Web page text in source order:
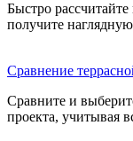
Быстро
получите
Сравнение
Сравните и
проекта, учитывая